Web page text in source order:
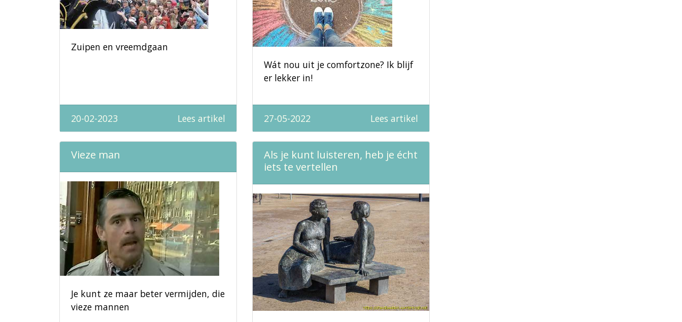
Zuipen en vreemdgaan
20-02-2023 Lees artikel
Wát nou uit je comfortzone? Ik blijf
er lekker in!
27-05-2022 Lees artikel
Vieze man
Je kunt ze maar beter vermijden, die
vieze mannen
Als je kunt luisteren, heb je écht
iets te vertellen